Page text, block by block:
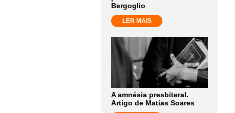
Bergoglio
LER MAIS
A amnésia presbiteral.
Artigo de Matias Soares